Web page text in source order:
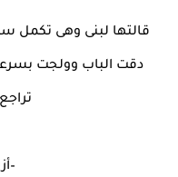
قالتها لبنى وهى
دقت الباب وولجت